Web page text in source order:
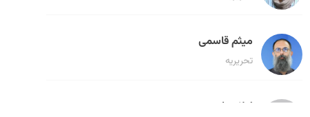
میثم قاسمی
تحریریه
لیلا حنارود